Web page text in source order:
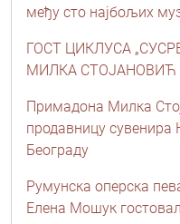
међу сто најбољих
ГОСТ ЦИКЛУСА
МИЛКА СТОЈАНОВИЋ
Примадона Милка
продавницу
Београду
Румунска оперска
Елена Мошук